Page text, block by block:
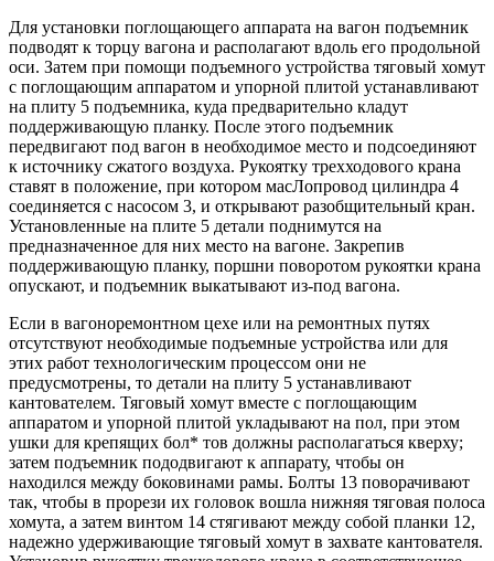
Для установки поглощающего аппарата на вагон подъемник
подводят к торцу вагона и располагают вдоль его продольной
оси. Затем при помощи подъемного устройства тяговый хомут
с поглощающим аппаратом и упорной плитой устанавливают
на плиту 5 подъемника, куда предварительно кладут
поддерживающую планку. После этого подъемник
передвигают под вагон в необходимое место и подсоединяют
к источнику сжатого воздуха. Рукоятку трехходового крана
ставят в положение, при котором масЛопровод цилиндра 4
соединяется с насосом 3, и открывают разобщительный кран.
Установленные на плите 5 детали поднимутся на
предназначенное для них место на вагоне. Закрепив
поддерживающую планку, поршни поворотом рукоятки крана
опускают, и подъемник выкатывают из-под вагона.
Если в вагоноремонтном цехе или на ремонтных путях
отсутствуют необходимые подъемные устройства или для
этих работ технологическим процессом они не
предусмотрены, то детали на плиту 5 устанавливают
кантователем. Тяговый хомут вместе с поглощающим
аппаратом и упорной плитой укладывают на пол, при этом
ушки для крепящих бол* тов должны располагаться кверху;
затем подъемник пододвигают к аппарату, чтобы он
находился между боковинами рамы. Болты 13 поворачивают
так, чтобы в прорези их головок вошла нижняя тяговая полоса
хомута, а затем винтом 14 стягивают между собой планки 12,
надежно удерживающие тяговый хомут в захвате кантователя.